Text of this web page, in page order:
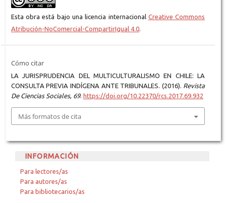
Esta obra está bajo una licencia internacional Creative Commons
Atribución-NoComercial-CompartirIgual 4.0.
Cómo citar
LA JURISPRUDENCIA DEL MULTICULTURALISMO EN CHILE: LA
CONSULTA PREVIA INDÍGENA ANTE TRIBUNALES. (2016). Revista
De Ciencias Sociales, 69. https://doi.org/10.22370/rcs.2017.69.932
Más formatos de cita
INFORMACIÓN
Para lectores/as
Para autores/as
Para bibliotecarios/as